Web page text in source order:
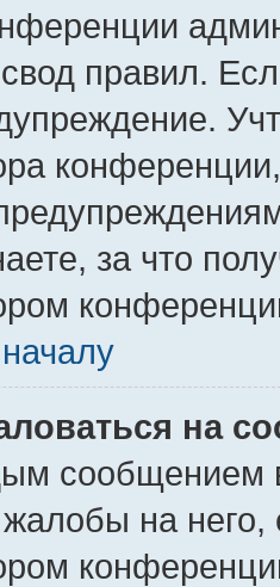
правил.
за что
на
сообщением
на